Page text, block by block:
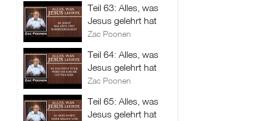
Teil 63: Alles, was
Jesus gelehrt hat
Zac Poonen
Teil 64: Alles, was
Jesus gelehrt hat
Zac Poonen
Teil 65: Alles, was
Jesus gelehrt hat